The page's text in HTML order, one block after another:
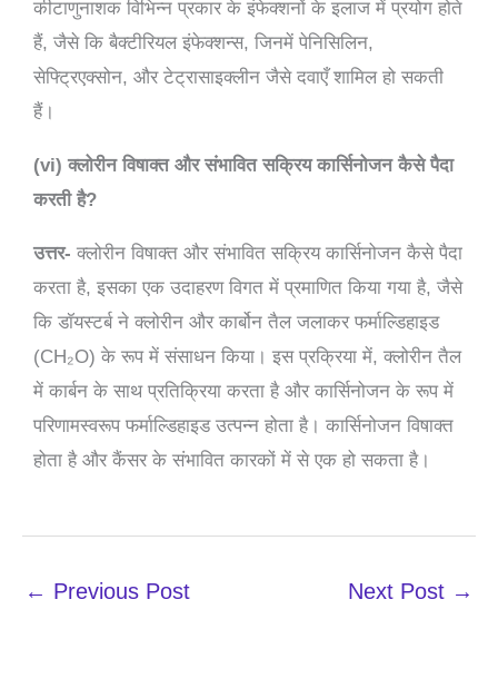
कीटाणुनाशक विभिन्न प्रकार के इंफेक्शनों के इलाज में प्रयोग होते
हैं, जैसे कि बैक्टीरियल इंफेक्शन्स, जिनमें पेनिसिलिन,
सेफ्ट्रिएक्सोन, और टेट्रासाइक्लीन जैसे दवाएँ शामिल हो सकती
हैं।
(vi) क्लोरीन विषाक्त और संभावित सक्रिय कार्सिनोजन कैसे पैदा
करती है?
उत्तर- क्लोरीन विषाक्त और संभावित सक्रिय कार्सिनोजन कैसे पैदा
करता है, इसका एक उदाहरण विगत में प्रमाणित किया गया है, जैसे
कि डॉयस्टर्ब ने क्लोरीन और कार्बोन तैल जलाकर फर्माल्डिहाइड
(CH₂O) के रूप में संसाधन किया। इस प्रक्रिया में, क्लोरीन तैल
में कार्बन के साथ प्रतिक्रिया करता है और कार्सिनोजन के रूप में
परिणामस्वरूप फर्माल्डिहाइड उत्पन्न होता है। कार्सिनोजन विषाक्त
होता है और कैंसर के संभावित कारकों में से एक हो सकता है।
← Previous Post Next Post →